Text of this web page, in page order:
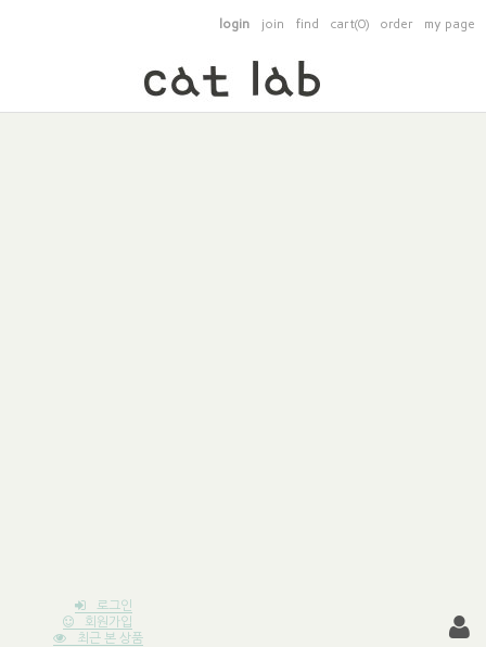
login join find cart(0) order my page
로그인
회원가입
최근 본 상품